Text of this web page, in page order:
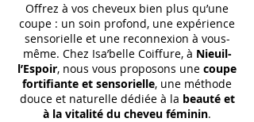
Offrez à vos cheveux bien plus qu’une
coupe : un soin profond, une expérience
sensorielle et une reconnexion à vous-
même. Chez Isa’belle Coiffure, à Nieuil-
l’Espoir, nous vous proposons une coupe
fortifiante et sensorielle, une méthode
douce et naturelle dédiée à la beauté et
à la vitalité du cheveu féminin.